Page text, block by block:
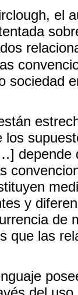
el
sociedad
los
depende
y
de
que las